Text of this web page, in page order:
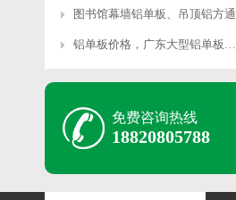
图书馆幕墙铝单板、吊顶铝方通
铝单板价格，广东大型铝单板厂家可免费深化图纸
免费咨询热线
18820805788